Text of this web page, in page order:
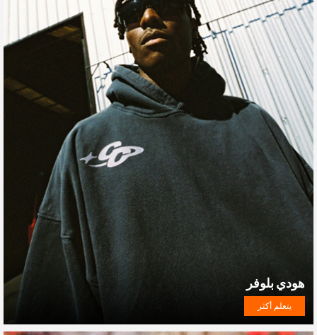
هودي بلوفر
يتعلم أكثر